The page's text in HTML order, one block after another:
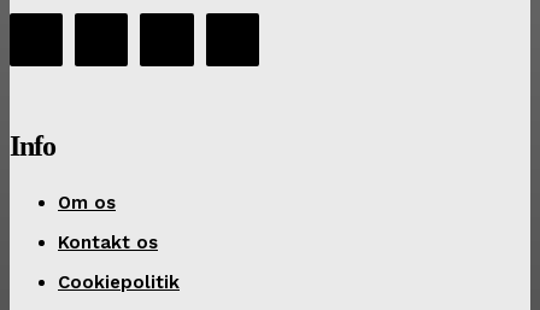
Info
Om os
Kontakt os
Cookiepolitik